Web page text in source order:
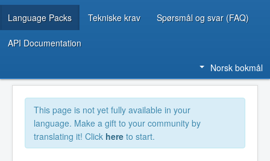
Language Packs Tekniske krav Spørsmål og svar (FAQ)
API Documentation
Norsk bokmål
This page is not yet fully available in your
language. Make a gift to your community by
translating it! Click here to start.